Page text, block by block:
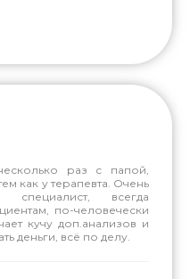
раз с папой,
как у терапевта. Очень
специалист, всегда
по-человечески
кучу доп.анализов и
деньги, всё по делу.